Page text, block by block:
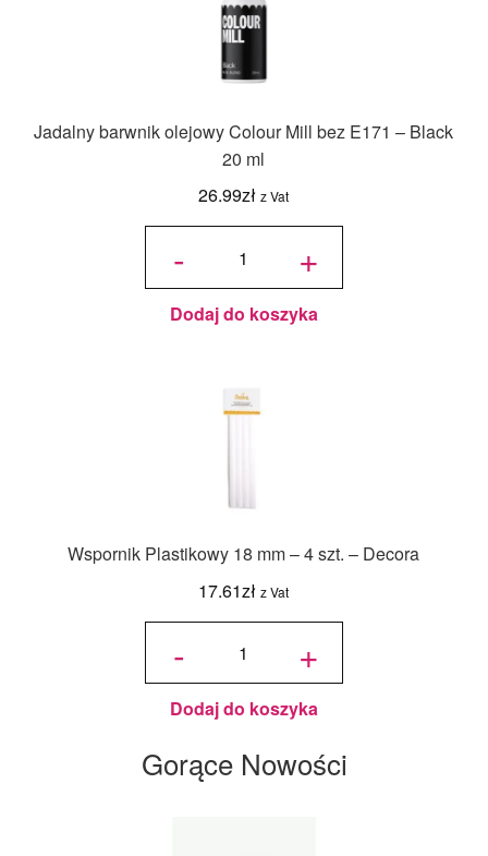
Jadalny barwnik olejowy Colour Mill bez E171 – Black
20 ml
26.99zł z Vat
-
ilość
olejowy
Colour
Mill bez
E171 -
Black
+
Dodaj do koszyka
Wspornik Plastikowy 18 mm – 4 szt. – Decora
17.61zł z Vat
-
ilość
18 mm - 4
szt. -
Decora +
Dodaj do koszyka
Gorące Nowości